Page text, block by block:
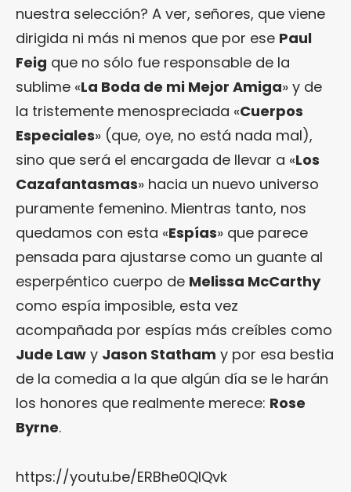
nuestra selección? A ver, señores, que viene
dirigida ni más ni menos que por ese Paul
Feig que no sólo fue responsable de la
sublime «La Boda de mi Mejor Amiga» y de
la tristemente menospreciada «Cuerpos
Especiales» (que, oye, no está nada mal),
sino que será el encargada de llevar a «Los
Cazafantasmas» hacia un nuevo universo
puramente femenino. Mientras tanto, nos
quedamos con esta «Espías» que parece
pensada para ajustarse como un guante al
esperpéntico cuerpo de Melissa McCarthy
como espía imposible, esta vez
acompañada por espías más creíbles como
Jude Law y Jason Statham y por esa bestia
de la comedia a la que algún día se le harán
los honores que realmente merece: Rose
Byrne.
https://youtu.be/ERBhe0QlQvk